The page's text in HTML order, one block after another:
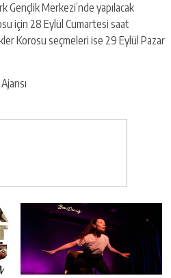
Gençlik Merkezi’nde yapılacak
için 28 Eylül Cumartesi saat
Korosu seçmeleri ise 29 Eylül Pazar